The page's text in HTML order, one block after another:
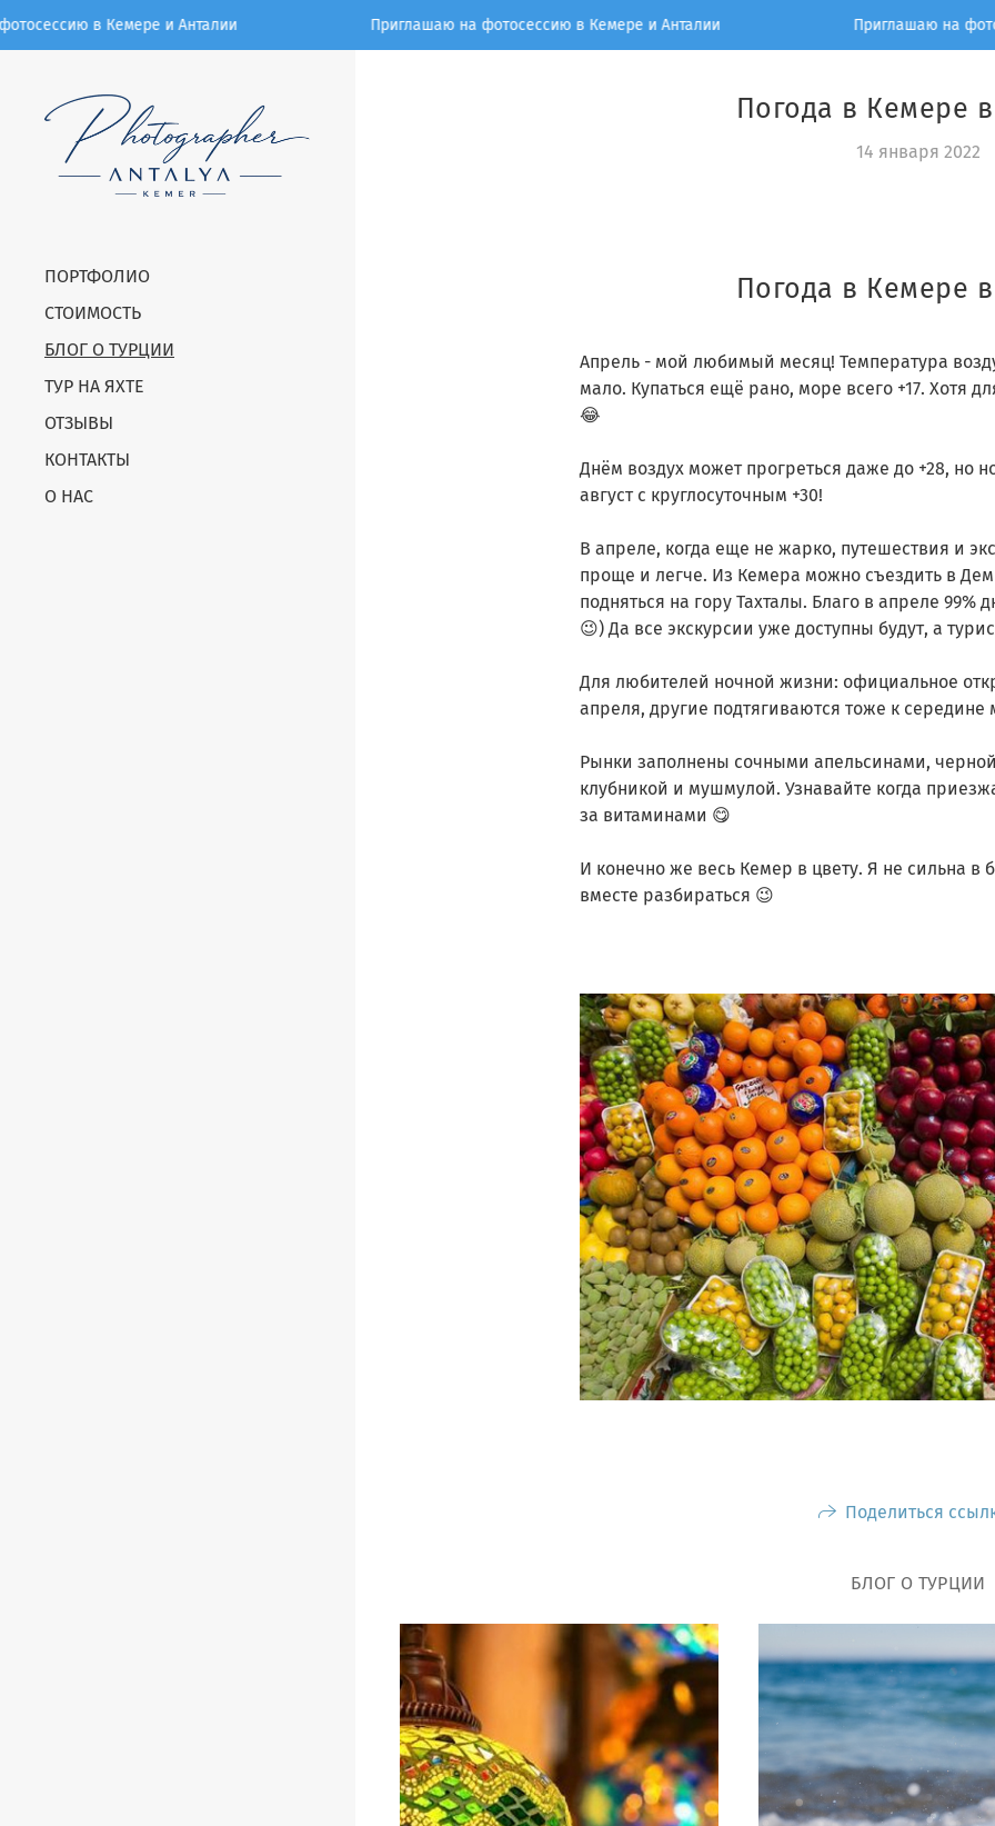
ПОРТФОЛИО
СТОИМОСТЬ
БЛОГ О ТУРЦИИ
ТУР НА ЯХТЕ
ОТЗЫВЫ
КОНТАКТЫ
О НАС
Погода в Кемере
14 января 2022
Погода в Кемере
Апрель - мой любимый месяц! Температура
мало. Купаться ещё рано, море всего +17. Хотя
😂
Днём воздух может прогреться даже до +28, но
август с круглосуточным +30!
В апреле, когда еще не жарко, путешествия и
проще и легче. Из Кемера можно съездить в
подняться на гору Тахталы. Благо в апреле 99%
😉) Да все экскурсии уже доступны будут, а
Для любителей ночной жизни: официальное
апреля, другие подтягиваются тоже к середине
Рынки заполнены сочными апельсинами,
клубникой и мушмулой. Узнавайте когда
за витаминами 😋
И конечно же весь Кемер в цвету. Я не сильна в
вместе разбираться 😉
Поделиться
БЛОГ О ТУРЦИИ
в Кемере и Анталии Приглашаю на фотосессию в Кемере и Анталии Приглашаю на